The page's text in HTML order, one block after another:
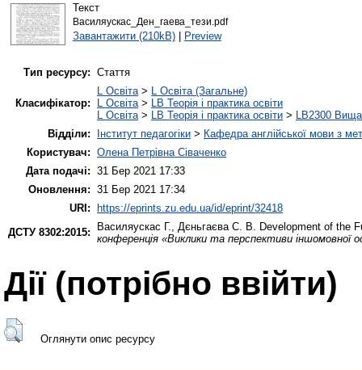
Текст
Василяускас_Дeн_гаeва_тези.pdf
Завантажити (210kB)| Preview
Тип ресурсу: Стаття
Класифікатор:
L Освіта> L Освіта (Загальне)
L Освіта> LB Теорія і практика освіти
L Освіта> LB Теорія і практика освіти > LB2300 Вища
Відділи:
Інститут педагогіки > Кафедра англійської мови з
Користувач: Олена Петрівна Сіваченко
Дата подачі: 31 Бер 2021 17:33
Оновлення: 31 Бер 2021 17:34
URI:
https://eprints.zu.edu.ua/id/eprint/32418
ДСТУ 8302:2015:
Василяускас Г., Дєньгаєва С. В. Development of the
конференція «Виклики та перспективи іншомовної
Дії ​​(потрібно ввійти)
Оглянути опис ресурсу